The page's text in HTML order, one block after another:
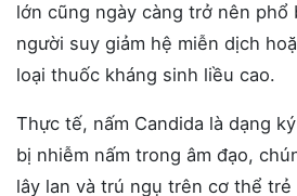
lớn cũng ngày càng trở nên phổ
người suy giảm hệ miễn dịch
loại thuốc kháng sinh liều cao.
Thực tế, nấm Candida là dạng
bị nhiễm nấm trong âm đạo,
lây lan và trú ngụ trên cơ thể